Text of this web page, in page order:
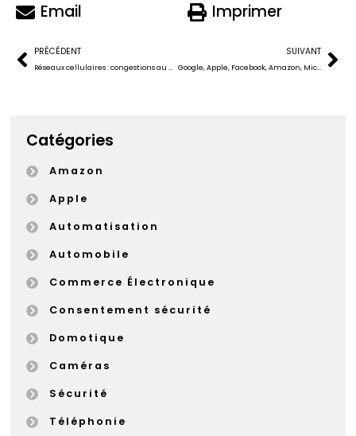
Email
Imprimer
PRÉCÉDENT
Réseaux cellulaires : congestions au menu
SUIVANT
Google, Apple, Facebook, Amazon, Microsoft : où êtes-vous ?
Catégories
Amazon
Apple
Automatisation
Automobile
Commerce Électronique
Consentement sécurité
Domotique
Caméras
Sécurité
Téléphonie